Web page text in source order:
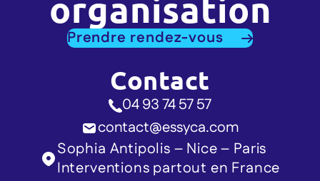
organisation
Prendre rendez-vous
Contact
04 93 74 57 57
contact@essyca.com
Sophia Antipolis – Nice – Paris
Interventions partout en France